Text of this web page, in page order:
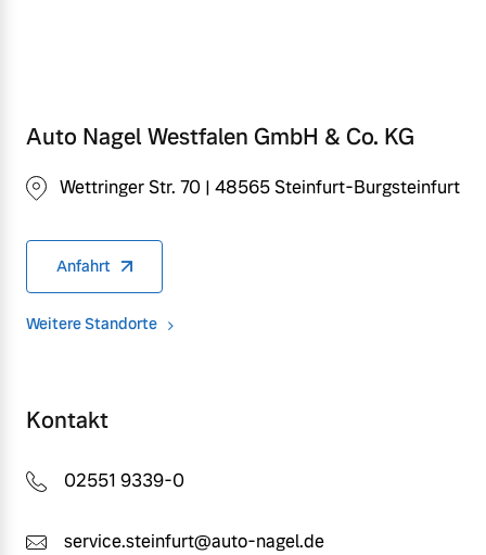
Auto Nagel Westfalen GmbH & Co. KG
Wettringer Str. 70 | 48565 Steinfurt-Burgsteinfurt
Anfahrt
Weitere Standorte
Kontakt
02551 9339-0
service.steinfurt@auto-nagel.de